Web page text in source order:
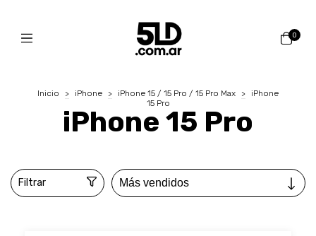
0
Inicio > iPhone > iPhone 15 / 15 Pro / 15 Pro Max >
iPhone
15 Pro
iPhone 15 Pro
Filtrar